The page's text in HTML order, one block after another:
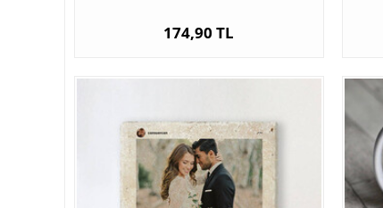
174,90 TL